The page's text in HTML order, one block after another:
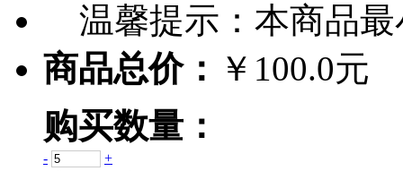
温馨提示： 本商品
商品总价： ￥100.0元
购买数量：
- +